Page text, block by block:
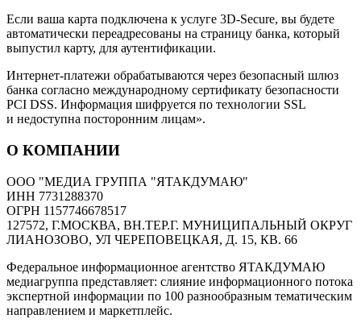
Если ваша карта подключена к услуге 3D-Secure, вы будете
автоматически переадресованы на страницу банка, который
выпустил карту, для аутентификации.
Интернет-платежи обрабатываются через безопасный шлюз
банка согласно международному сертификату безопасности
PCI DSS. Информация шифруется по технологии SSL
и недоступна посторонним лицам».
О КОМПАНИИ
ООО "МЕДИА ГРУППА "ЯТАКДУМАЮ"
ИНН 7731288370
ОГРН 1157746678517
127572, Г.МОСКВА, ВН.ТЕР.Г. МУНИЦИПАЛЬНЫЙ ОКРУГ
ЛИАНОЗОВО, УЛ ЧЕРЕПОВЕЦКАЯ, Д. 15, КВ. 66
Федеральное информационное агентство ЯТАКДУМАЮ
медиагруппа представляет: слияние информационного потока
экспертной информации по 100 разнообразным тематическим
направлением и маркетплейс.